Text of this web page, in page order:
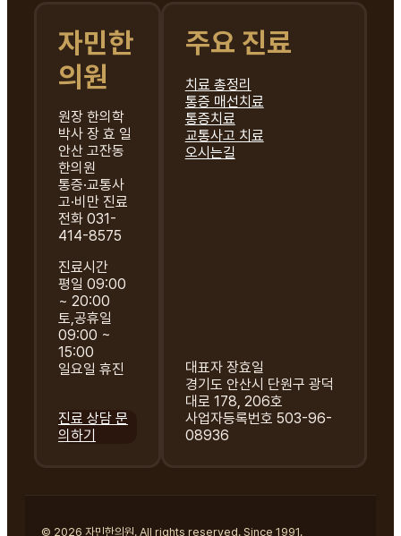
자민한
의원
원장 한의학
박사 장 효 일
안산 고잔동
한의원
통증·교통사
고·비만 진료
전화 031-
414-8575
진료시간
평일 09:00
~ 20:00
토,공휴일
09:00 ~
15:00
일요일 휴진
진료 상담 문
의하기
주요 진료
치료 총정리
통증 매선치료
통증치료
교통사고 치료
오시는길
대표자 장효일
경기도 안산시 단원구 광덕
대로 178, 206호
사업자등록번호 503-96-
08936
© 2026 자민한의원. All rights reserved. Since 1991.